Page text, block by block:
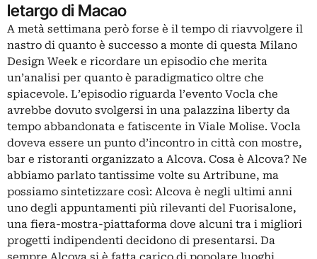
letargo di Macao
A metà settimana però forse è il tempo di riavvolgere il
nastro di quanto è successo a monte di questa Milano
Design Week e ricordare un episodio che merita
un’analisi per quanto è paradigmatico oltre che
spiacevole. L’episodio riguarda l’evento Vocla che
avrebbe dovuto svolgersi in una palazzina liberty da
tempo abbandonata e fatiscente in Viale Molise. Vocla
doveva essere un punto d’incontro in città con mostre,
bar e ristoranti organizzato a Alcova. Cosa è Alcova? Ne
abbiamo parlato tantissime volte su Artribune, ma
possiamo sintetizzare così: Alcova è negli ultimi anni
uno degli appuntamenti più rilevanti del Fuorisalone,
una fiera-mostra-piattaforma dove alcuni tra i migliori
progetti indipendenti decidono di presentarsi. Da